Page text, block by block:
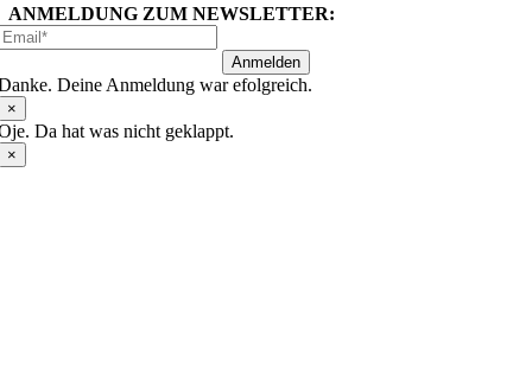
nur
am
Samstag
Menge
ANMELDUNG ZUM NEWSLETTER:
Anmelden
Deine Anmeldung war efolgreich.
×
Da hat was nicht geklappt.
×